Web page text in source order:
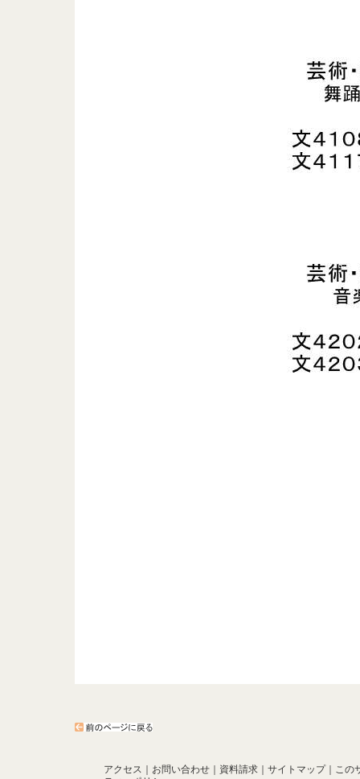
アクセス お問い合わせ 資料請求 サイトマップ｜ この